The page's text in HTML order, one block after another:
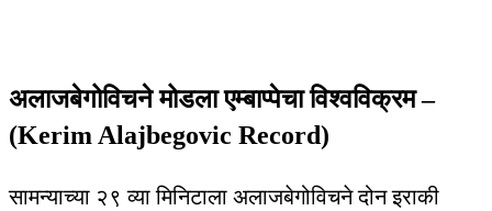
अलाजबेगोविचने मोडला एम्बाप्पेचा विश्वविक्रम –
(Kerim Alajbegovic Record)
सामन्याच्या २९ व्या मिनिटाला अलाजबेगोविचने दोन इराकी